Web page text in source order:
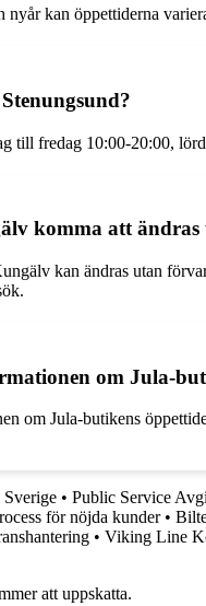
nyår kan öppettiderna
till fredag 10:00-20:00,
komma att
kan ändras utan
om Jula-
om Jula-butikens
• Public Service
för nöjda kunder•
• Viking Line
att uppskatta.